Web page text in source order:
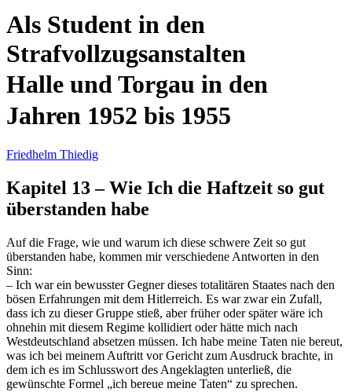
Als Student in den
Strafvollzugsanstalten
Halle und Torgau in den
Jahren 1952 bis 1955
Friedhelm Thiedig
Kapitel 13– Wie Ich die Haftzeit so gut
überstanden habe
Auf die Frage, wie und warum ich diese schwere Zeit so gut
überstanden habe, kommen mir verschiedene Antworten in den
Sinn:
– Ich war ein bewusster Gegner dieses totalitären Staates nach den
bösen Erfahrungen mit dem Hitlerreich. Es war zwar ein Zufall,
dass ich zu dieser Gruppe stieß, aber früher oder später wäre ich
ohnehin mit diesem Regime kollidiert oder hätte mich nach
Westdeutschland absetzen müssen. Ich habe meine Taten nie bereut,
was ich bei meinem Auftritt vor Gericht zum Ausdruck brachte, in
dem ich es im Schlusswort des Angeklagten unterließ, die
gewünschte Formel
ich bereue meine Taten
zu sprechen.